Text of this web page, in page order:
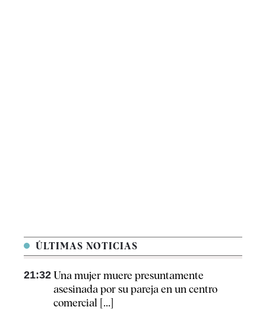
ÚLTIMAS NOTICIAS
21:32 Una mujer muere presuntamente
asesinada por su pareja en un centro
comercial [...]